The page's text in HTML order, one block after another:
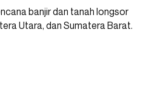
banjir dan tanah longsor
Utara, dan Sumatera Barat.